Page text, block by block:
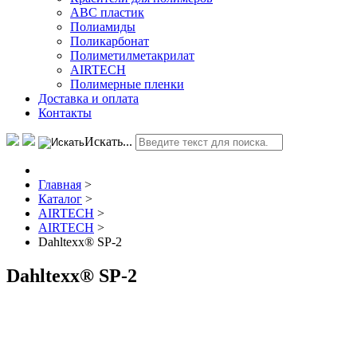
АВС пластик
Полиамиды
Поликарбонат
Полиметилметакрилат
AIRTECH
Полимерные пленки
Доставка и оплата
Контакты
Искать...
Главная >
Каталог >
AIRTECH >
AIRTECH >
Dahltexx® SP-2
Dahltexx® SP-2